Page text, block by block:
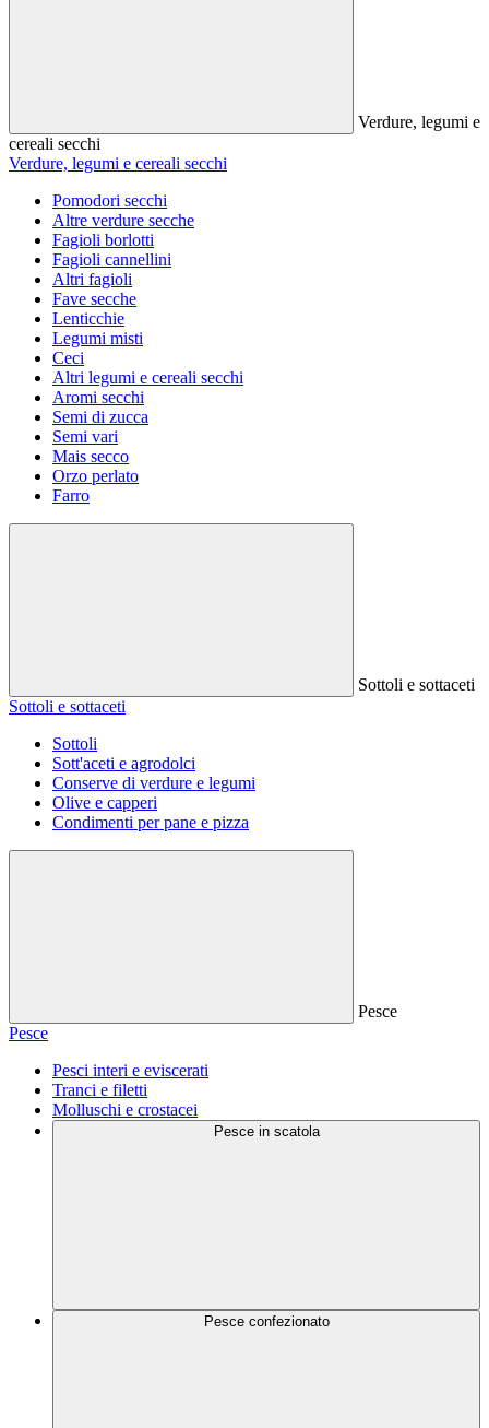
Verdure, legumi e
cereali secchi
Verdure, legumi e cereali secchi
Pomodori secchi
Altre verdure secche
Fagioli borlotti
Fagioli cannellini
Altri fagioli
Fave secche
Lenticchie
Legumi misti
Ceci
Altri legumi e cereali secchi
Aromi secchi
Semi di zucca
Semi vari
Mais secco
Orzo perlato
Farro
Sottoli e sottaceti
Sottoli e sottaceti
Sottoli
Sott'aceti e agrodolci
Conserve di verdure e legumi
Olive e capperi
Condimenti per pane e pizza
Pesce
Pesce
Pesci interi e eviscerati
Tranci e filetti
Molluschi e crostacei
Pesce in scatola
Pesce confezionato